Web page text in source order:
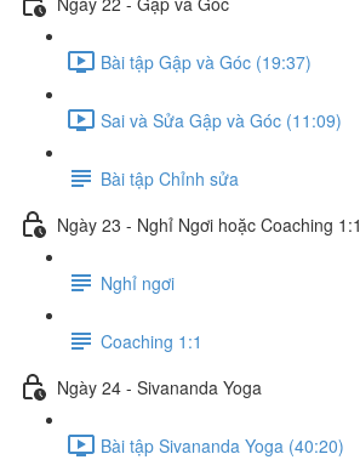
Bài tập Gập và Góc (19:37)
Sai và Sửa Gập và Góc (11:09)
Bài tập Chỉnh sửa
Ngày 23 - Nghỉ Ngơi hoặc Coaching 1:1
Nghỉ ngơi
Coaching 1:1
Ngày 24 - Sivananda Yoga
Bài tập Sivananda Yoga (40:20)